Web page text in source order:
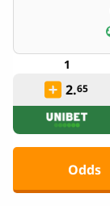
2.65
Odds